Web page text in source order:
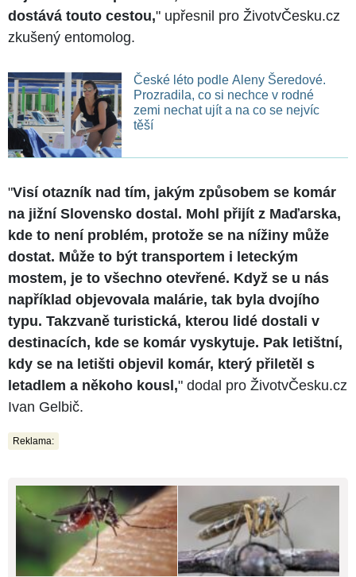
dostává touto cestou," upřesnil pro ŽivotvČesku.cz
zkušený entomolog.
České léto podle Aleny Šeredové.
Prozradila, co si nechce v rodné
zemi nechat ujít a na co se nejvíc
těší
"Visí otazník nad tím, jakým způsobem se komár
na jižní Slovensko dostal. Mohl přijít z Maďarska,
kde to není problém, protože se na nížiny může
dostat. Může to být transportem i leteckým
mostem, je to všechno otevřené. Když se u nás
například objevovala malárie, tak byla dvojího
typu. Takzvaně turistická, kterou lidé dostali v
destinacích, kde se komár vyskytuje. Pak letištní,
kdy se na letišti objevil komár, který přiletěl s
letadlem a někoho kousl," dodal pro ŽivotvČesku.cz
Ivan Gelbič.
Reklama: